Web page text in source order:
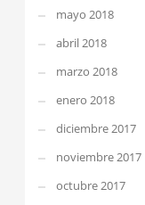
mayo 2018
abril 2018
marzo 2018
enero 2018
diciembre 2017
noviembre 2017
octubre 2017